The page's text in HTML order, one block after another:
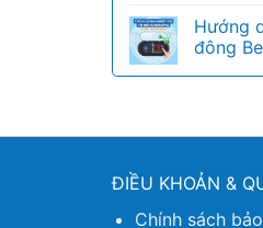
Hướng
đông
ĐIỀU KHOẢN &
Chính sách